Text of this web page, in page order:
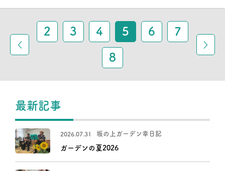
2 3 4 5 6 7
8
最新記事
2026.07.31 坂の上ガーデン幸日記
ガーデンの夏2026